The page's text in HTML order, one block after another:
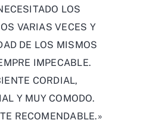
LOS
VARIAS VECES Y
DE LOS MISMOS
IMPECABLE.
CORDIAL,
Y MUY COMODO.
RECOMENDABLE.»